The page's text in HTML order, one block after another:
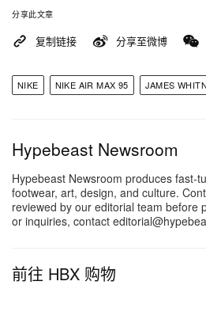
分享此文章
复制链接 分享至微博
NIKE NIKE AIR MAX 95 JAMES
Hypebeast Newsroom
Hypebeast Newsroom produces fast-
footwear, art, design, and culture.
reviewed by our editorial team before
or inquiries, contact
前往 HBX 购物